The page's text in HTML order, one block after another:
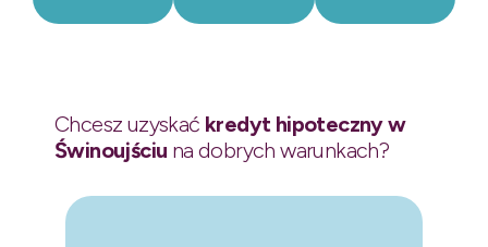
Chcesz uzyskać kredyt hipoteczny w
Świnoujściu na dobrych warunkach?